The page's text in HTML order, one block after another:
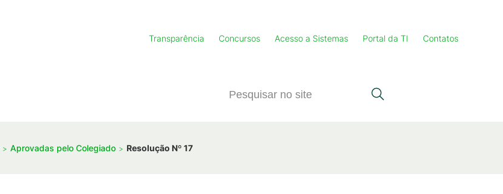
Transparência Concursos Acesso a Sistemas Portal da TI Contatos
Aprovadas pelo Colegiado Resolução Nº 17